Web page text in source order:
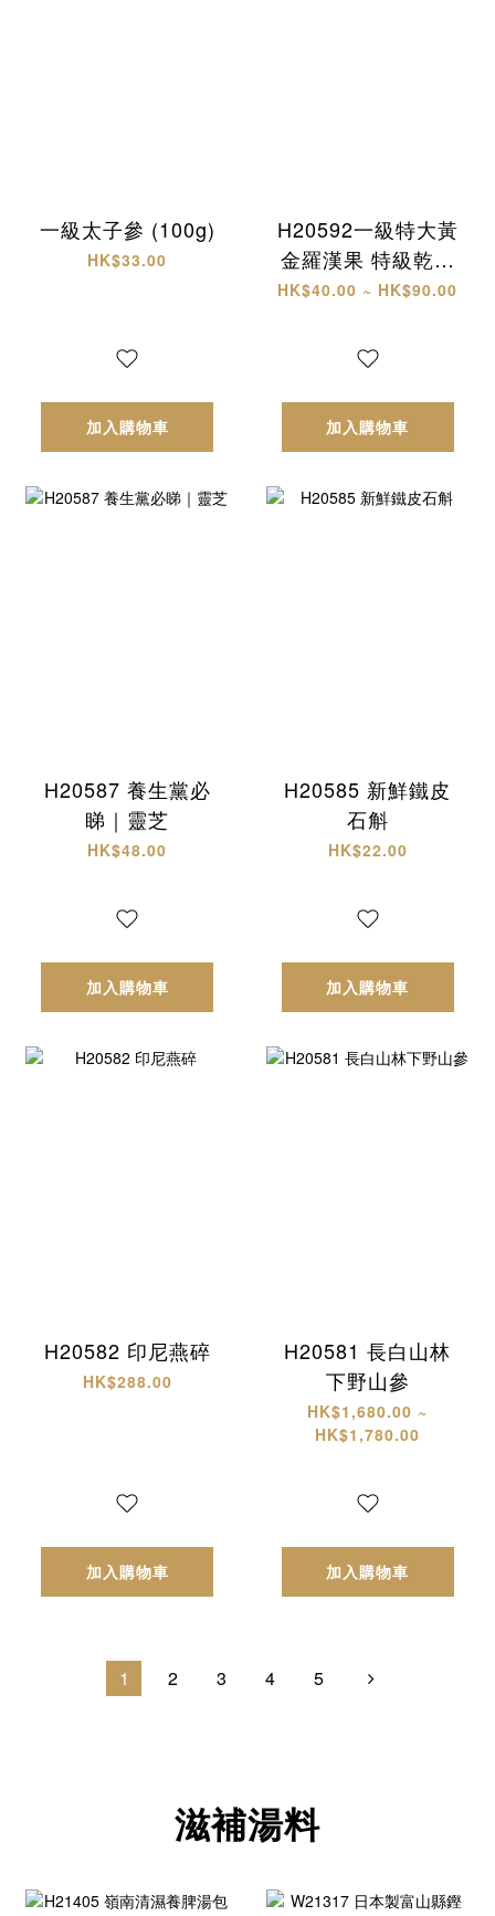
一級太子參 (100g)
HK$33.00
加入購物車
H20592一級特大黃
金羅漢果 特級乾椰
片
HK$40.00 ~ HK$90.00
加入購物車
H20587 養生黨必
睇｜靈芝
HK$48.00
加入購物車
H20585 新鮮鐵皮
石斛
HK$22.00
加入購物車
H20582 印尼燕碎
HK$288.00
加入購物車
H20581 長白山林
下野山參
HK$1,680.00 ~
HK$1,780.00
加入購物車
1 2 3 4 5
滋補湯料